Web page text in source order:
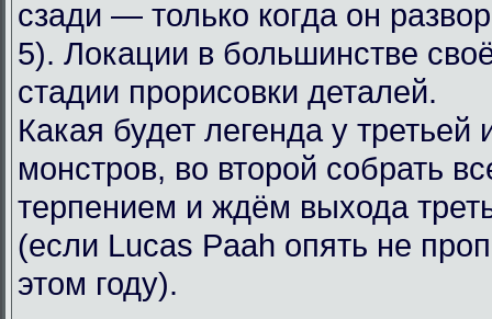
сзади — только когда он
5). Локации в большинстве
стадии прорисовки деталей.
Какая будет легенда у
монстров, во второй собрать
терпением и ждём выхода
(если Lucas Paah опять не
этом году).